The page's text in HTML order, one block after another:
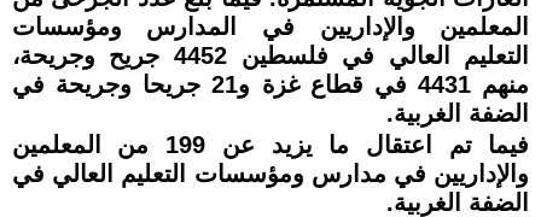
المعلمين والإداريين في المدارس ومؤسسات
التعليم العالي في فلسطين 4452 جريح وجريحة،
منهم 4431 في قطاع غزة و21 جريحا وجريحة في
الضفة الغربية.
فيما تم اعتقال ما يزيد عن 199 من المعلمين
والإداريين في مدارس ومؤسسات التعليم العالي في
الضفة الغربية.